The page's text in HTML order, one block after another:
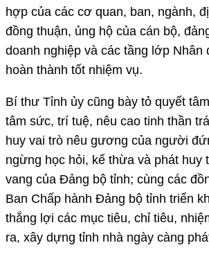
hợp của các cơ quan, ban, ngành,
đồng thuận, ủng hộ của cán bộ,
doanh nghiệp và các tầng lớp Nhân
hoàn thành tốt nhiệm vụ.
Bí thư Tỉnh ủy cũng bày tỏ quyết
tâm sức, trí tuệ, nêu cao tinh thần
huy vai trò nêu gương của người
ngừng học hỏi, kế thừa và phát huy
vang của Đảng bộ tỉnh; cùng các
Ban Chấp hành Đảng bộ tỉnh triển
thắng lợi các mục tiêu, chỉ tiêu,
ra, xây dựng tỉnh nhà ngày càng